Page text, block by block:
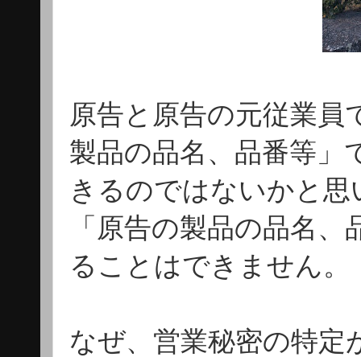
原告と原告の元従業員
製品の品名、品番等」
きるのではないかと
「原告の製品の品名
ることはできません。
なぜ、営業秘密の特